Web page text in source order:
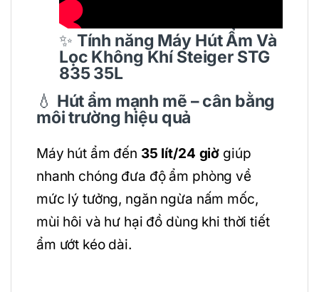
✨ Tính năng Máy Hút Ẩm Và
Lọc Không Khí Steiger STG
835 35L
💧 Hút ẩm mạnh mẽ – cân bằng
môi trường hiệu quả
Máy hút ẩm đến 35 lít/24 giờ giúp
nhanh chóng đưa độ ẩm phòng về
mức lý tưởng, ngăn ngừa nấm mốc,
mùi hôi và hư hại đồ dùng khi thời tiết
ẩm ướt kéo dài.